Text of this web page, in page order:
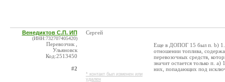
Венедиктов С.П. ИП
(ИНН:732707405420)
Перевозчик ,
Ульяновск
Код:2513450
#2
Сергей
* контакт был изменен или
удален
Еще в ДОПОГ 15 был п. b)
отношении топлива,
перевозочных средств,
значит остается только п.
них, попадающих под